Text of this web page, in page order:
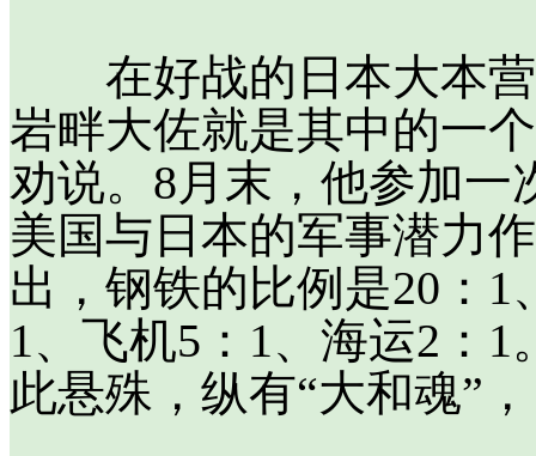
在好战的日本大本营
岩畔大佐就是其中的一
劝说。8月末，他参加一
美国与日本的军事潜力
出，钢铁的比例是20：1
1、飞机5：1、海运2：
此悬殊，纵有“大和魂”